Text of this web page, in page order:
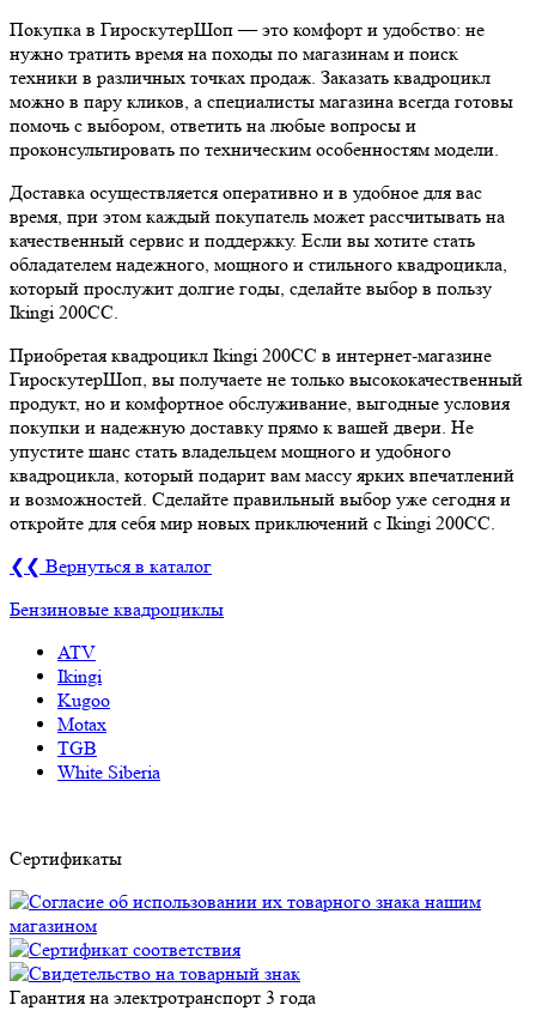
Покупка в ГироскутерШоп — это комфорт и удобство: не
нужно тратить время на походы по магазинам и поиск
техники в различных точках продаж. Заказать квадроцикл
можно в пару кликов, а специалисты магазина всегда готовы
помочь с выбором, ответить на любые вопросы и
проконсультировать по техническим особенностям модели.
Доставка осуществляется оперативно и в удобное для вас
время, при этом каждый покупатель может рассчитывать на
качественный сервис и поддержку. Если вы хотите стать
обладателем надежного, мощного и стильного квадроцикла,
который прослужит долгие годы, сделайте выбор в пользу
Ikingi 200CC.
Приобретая квадроцикл Ikingi 200CC в интернет-магазине
ГироскутерШоп, вы получаете не только высококачественный
продукт, но и комфортное обслуживание, выгодные условия
покупки и надежную доставку прямо к вашей двери. Не
упустите шанс стать владельцем мощного и удобного
квадроцикла, который подарит вам массу ярких впечатлений
и возможностей. Сделайте правильный выбор уже сегодня и
откройте для себя мир новых приключений с Ikingi 200CC.
❮❮ Вернуться в каталог
Бензиновые квадроциклы
ATV
Ikingi
Kugoo
Motax
TGB
White Siberia
Сертификаты
Гарантия на электротранспорт 3 года